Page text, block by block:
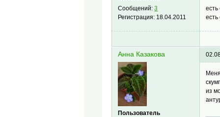
Сообщений:3
Регистрация: 18.04.2011
Анна Казакова
Пользователь
из